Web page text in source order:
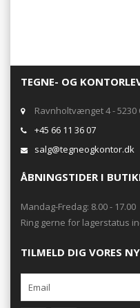
TEGNE- OG
Ravnholtvænget 4 - 5230
+45 66 11 36 07
salg@tegneogkontor.dk
ÅBNINGSTIDER I
Mandag-Fredag: 8.00 - 17.00
Ring gerne for lagerstatus
TILMELD DIG VORES